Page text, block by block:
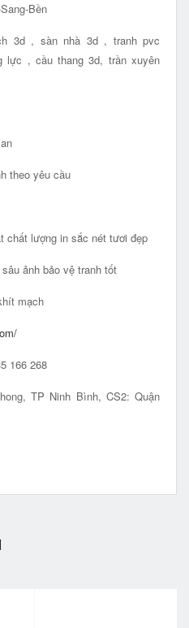
Bền
3d , sàn nhà 3d , tranh pvc
lực , cầu thang 3d, trần xuyên
theo yêu cầu
chất lượng in sắc nét tươi đẹp
ảnh bảo vệ tranh tốt
mạch
166 268
TP Ninh Bình, CS2: Quận